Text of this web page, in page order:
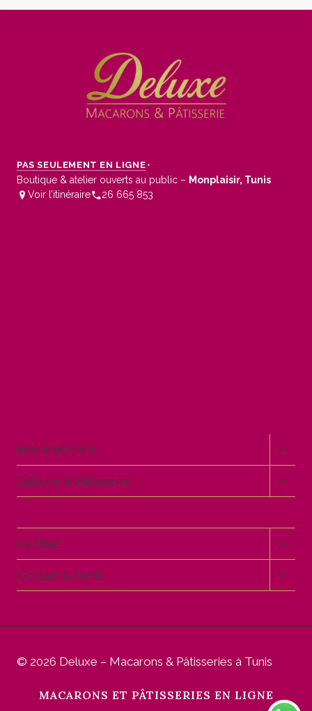
PAS SEULEMENT EN LIGNE •
Boutique & atelier ouverts au public – Monplaisir, Tunis
Voir l’itinéraire
26 665 853
Nos Macarons
Gâteaux & Pâtisseries
Le Chef
Contact & Devis
© 2026 Deluxe – Macarons & Pâtisseries à Tunis
MACARONS ET PÂTISSERIES EN LIGNE